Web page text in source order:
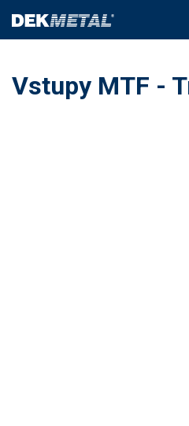
Vstupy MTF -